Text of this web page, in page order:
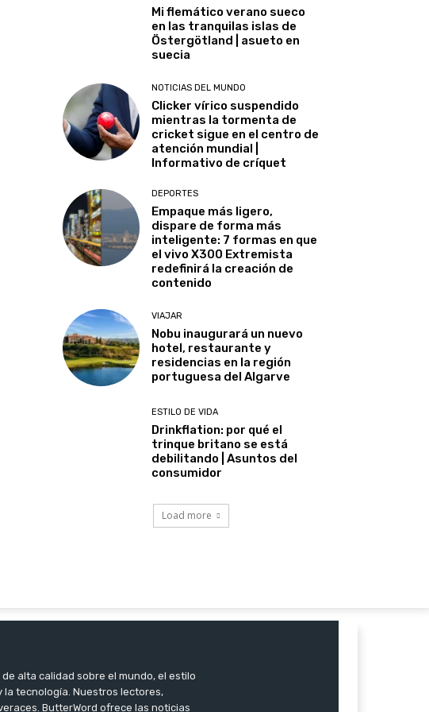
Mi flemático verano sueco
en las tranquilas islas de
Östergötland | asueto en
suecia
NOTICIAS DEL MUNDO
Clicker vírico suspendido
mientras la tormenta de
cricket sigue en el centro de
atención mundial |
Informativo de críquet
DEPORTES
Empaque más ligero,
dispare de forma más
inteligente: 7 formas en que
el vivo X300 Extremista
redefinirá la creación de
contenido
VIAJAR
Nobu inaugurará un nuevo
hotel, restaurante y
residencias en la región
portuguesa del Algarve
ESTILO DE VIDA
Drinkflation: por qué el
trinque britano se está
debilitando | Asuntos del
consumidor
Load more
alta calidad sobre el mundo, el estilo
la tecnología. Nuestros lectores,
ButterWord ofrece las noticias